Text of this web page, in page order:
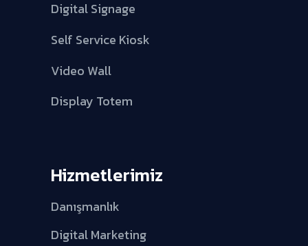
Digital Signage
Self Service Kiosk
Video Wall
Display Totem
Hizmetlerimiz
Danışmanlık
Digital Marketing